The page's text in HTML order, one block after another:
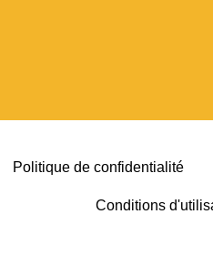
Politique de confidentialité
Conditions